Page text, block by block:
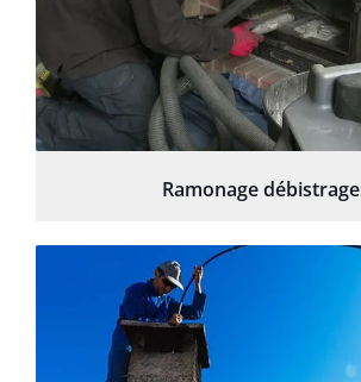
Ramonage débistrage